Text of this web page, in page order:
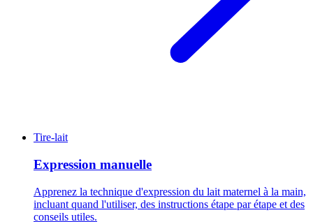
Tire-lait
Expression manuelle
Apprenez la technique d'expression du lait maternel à la main,
incluant quand l'utiliser, des instructions étape par étape et des
conseils utiles.